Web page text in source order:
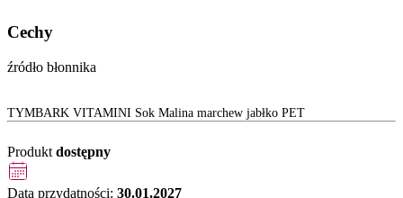
Cechy
źródło błonnika
TYMBARK VITAMINI Sok Malina marchew jabłko PET
Produkt dostępny
Data przydatności: 30.01.2027